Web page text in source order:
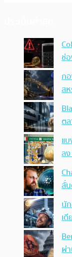
ช่
ก
ส
ต
แ
ล
ลั่
นั
เ
ผ่